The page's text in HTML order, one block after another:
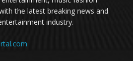
the latest breaking news and
industry.